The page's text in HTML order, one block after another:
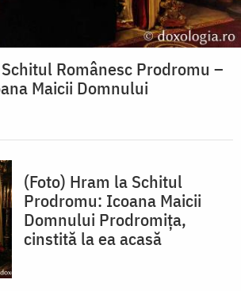
Românesc Prodromu –
Maicii Domnului
(Foto) Hram la Schitul
Prodromu: Icoana Maicii
Domnului Prodromița,
cinstită la ea acasă